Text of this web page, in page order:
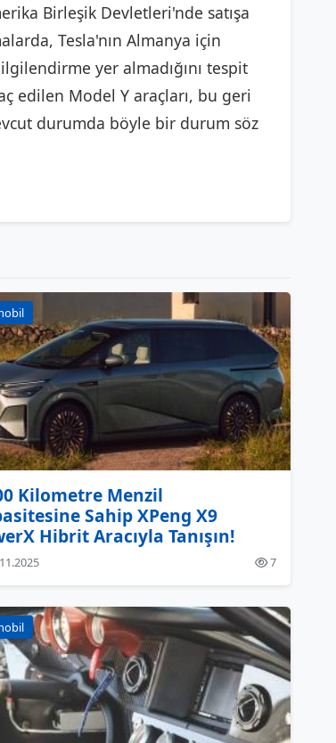
Birleşik Devletleri'nde satışa
Tesla'nın Almanya için
yer almadığını tespit
edilen Model Y araçları, bu geri
durumda böyle bir durum söz
Kilometre Menzil
Sahip XPeng X9
Hibrit Aracıyla Tanışın!
7